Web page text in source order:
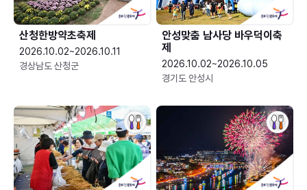
산청한방약초축제
2026.10.02~2026.10.11
경상남도 산청군
안성맞춤 남사당 바우덕이축
제
2026.10.02~2026.10.05
경기도 안성시